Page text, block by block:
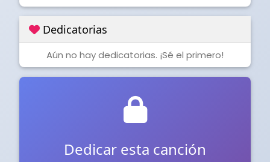
Dedicatorias
Aún no hay dedicatorias. ¡Sé el primero!
Dedicar esta canción